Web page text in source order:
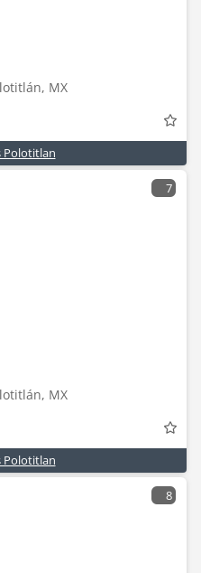
MX
Polotitlan
7
MX
Polotitlan
8